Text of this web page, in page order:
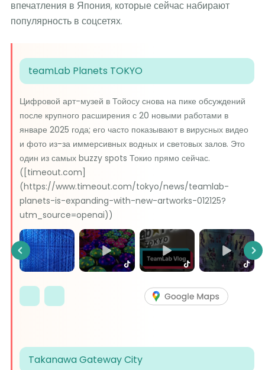
впечатления в Япония, которые сейчас набирают
популярность в соцсетях.
teamLab Planets TOKYO
Цифровой арт-музей в Тойосу снова на пике обсуждений
после крупного расширения с 20 новыми работами в
январе 2025 года; его часто показывают в вирусных видео
и фото из-за иммерсивных водных и световых залов. Это
один из самых buzzy spots Токио прямо сейчас.
([timeout.com]
(https://www.timeout.com/tokyo/news/teamlab-
planets-is-expanding-with-new-artworks-012125?
utm_source=openai))
Previous
Takanawa Gateway City